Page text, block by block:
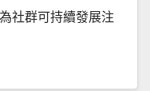
社群可持續發展注